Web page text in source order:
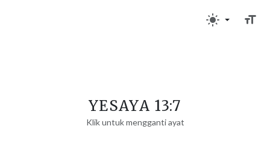
YESAYA 13:7
Klik untuk mengganti ayat